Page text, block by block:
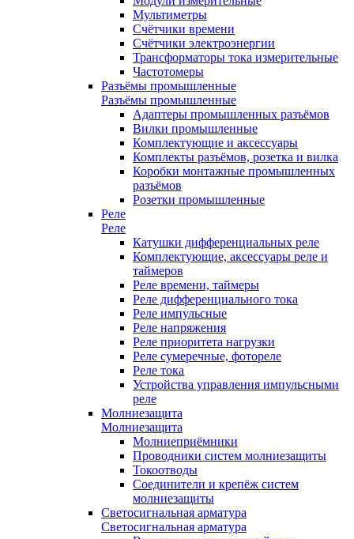
Мультиметры
Счётчики времени
Счётчики электроэнергии
Трансформаторы тока измерительные
Частотомеры
Разъёмы промышленные
Разъёмы промышленные
Адаптеры промышленных разъёмов
Вилки промышленные
Комплектующие и аксессуары
Комплекты разъёмов, розетка и вилка
Коробки монтажные промышленных
разъёмов
Розетки промышленные
Реле
Реле
Катушки дифференциальных реле
Комплектующие, аксессуары реле и
таймеров
Реле времени, таймеры
Реле дифференциального тока
Реле импульсные
Реле напряжения
Реле приоритета нагрузки
Реле сумеречные, фотореле
Реле тока
Устройства управления импульсными
реле
Молниезащита
Молниезащита
Молниеприёмники
Проводники систем молниезащиты
Токоотводы
Соединители и крепёж систем
молниезащиты
Светосигнальная арматура
Светосигнальная арматура